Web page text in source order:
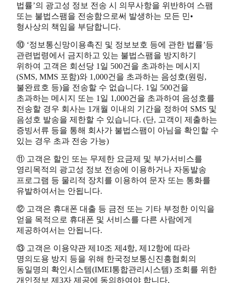
법률’의 광고성 정보 전송 시 의무사항을 위반하여 스팸
또는 불법스팸을 전송함으로써 발생하는 모든 민•
형사상의 책임을 부담합니다.
⑩ ‘정보통신망이용촉진 및 정보보호 등에 관한 법률’등
관련법령에서 금지하고 있는 불법스팸을 방지하기
위하여 고객은 회선당 1일 500건을 초과하는 메시지
(SMS, MMS 포함)와 1,000건을 초과하는 음성호(원링,
불완료호 등)을 전송할 수 없습니다. 1일 500건을
초과하는 메시지 또는 1일 1,000건을 초과하여 음성호를
전송할 경우 회사는 1개월 이내의 기간을 정하여 SMS 및
음성호 발송을 제한할 수 있습니다. (단, 고객이 제출하는
증빙서류 등을 통해 회사가 불법스팸이 아님을 확인할 수
있는 경우 초과 전송 가능)
⑪ 고객은 할인 또는 무제한 요금제 및 부가서비스를
영리목적의 광고성 정보 전송에 이용하거나 자동발송
프로그램 등 물리적 장치를 이용하여 문자 또는 통화를
유발하여서는 안됩니다.
⑫ 고객은 휴대폰 대출 등 금전 또는 기타 부정한 이익을
얻을 목적으로 휴대폰 및 서비스를 다른 사람에게
제공하여서는 안됩니다.
⑬ 고객은 이용약관 제10조 제4항, 제12항에 따라
명의도용 방지 등을 위해 한국정보통신진흥협회의
동일명의 확인시스템(IMEI통합관리시스템) 조회를 위한
개인정보 제3자 제공에 동의하여야 합니다.